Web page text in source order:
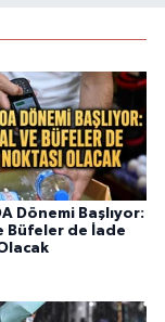
Dönemi Başlıyor:
Büfeler de İade